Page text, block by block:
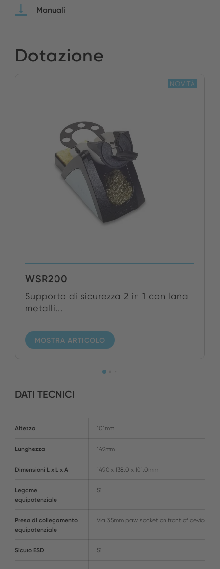
Manuali
Dotazione
WSR200
Supporto di sicurezza 2 in 1 con lana
metalli...
MOSTRA ARTICOLO
NOVITÀ
DATI TECNICI
Altezza 101mm
Lunghezza 149mm
Dimensioni L x L x A 149.0 x 138.0 x 101.0mm
Legame
equipotenziale
Sì
Presa di collegamento
equipotenziale
Via 3.5mm pawl socket on front of device
Sicuro ESD Sì